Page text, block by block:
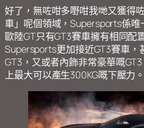
好了，無咗咁多嘢咁我哋又獲得
車」呢個領域，Supersports係
歐陸GT只有GT3賽車擁有相同配
Supersports更加接近GT3賽車，
GT3，又或者內飾非常豪華嘅
上最大可以產生300KG嘅下壓力。